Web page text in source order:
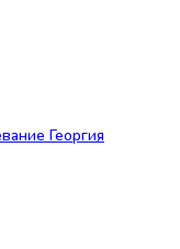
Георгия